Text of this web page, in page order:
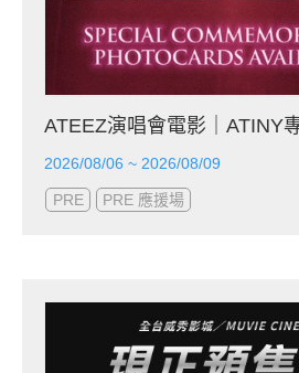
ATEEZ演唱會電影｜ATINY
2026/08/06 ~ 2026/08/09
PRE PRE 應援場